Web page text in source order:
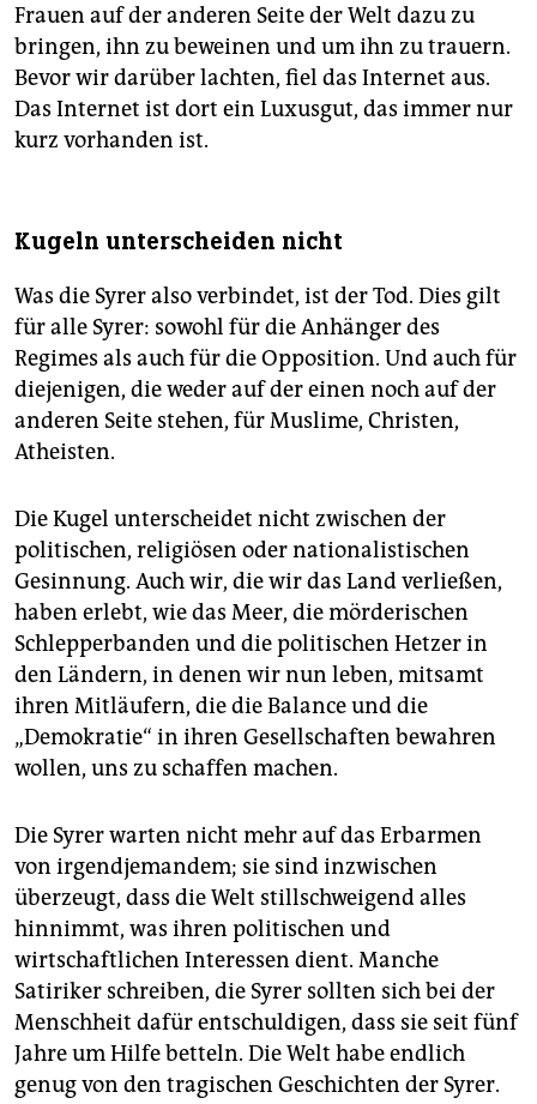
Frauen auf der anderen Seite der Welt dazu zu
bringen, ihn zu beweinen und um ihn zu trauern.
Bevor wir darüber lachten, fiel das Internet aus.
Das Internet ist dort ein Luxusgut, das immer nur
kurz vorhanden ist.
Kugeln unterscheiden nicht
Was die Syrer also verbindet, ist der Tod. Dies gilt
für alle Syrer: sowohl für die Anhänger des
Regimes als auch für die Opposition. Und auch für
diejenigen, die weder auf der einen noch auf der
anderen Seite stehen, für Muslime, Christen,
Atheisten.
Die Kugel unterscheidet nicht zwischen der
politischen, religiösen oder nationalistischen
Gesinnung. Auch wir, die wir das Land verließen,
haben erlebt, wie das Meer, die mörderischen
Schlepperbanden und die politischen Hetzer in
den Ländern, in denen wir nun leben, mitsamt
ihren Mitläufern, die die Balance und die
„Demokratie“ in ihren Gesellschaften bewahren
wollen, uns zu schaffen machen.
Die Syrer warten nicht mehr auf das Erbarmen
von irgendjemandem; sie sind inzwischen
überzeugt, dass die Welt stillschweigend alles
hinnimmt, was ihren politischen und
wirtschaftlichen Interessen dient. Manche
Satiriker schreiben, die Syrer sollten sich bei der
Menschheit dafür entschuldigen, dass sie seit fünf
Jahre um Hilfe betteln. Die Welt habe endlich
genug von den tragischen Geschichten der Syrer.